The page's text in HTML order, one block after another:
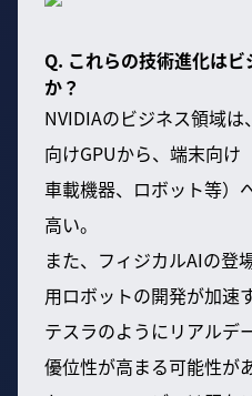
Q. これらの技術進化は
か？
NVIDIAのビジネス領域
向けGPUから、端末向け
車載機器、ロボット等）
高い。
また、フィジカルAIの登
用ロボットの開発が加速
テスラのようにリアルデ
優位性が高まる可能性が